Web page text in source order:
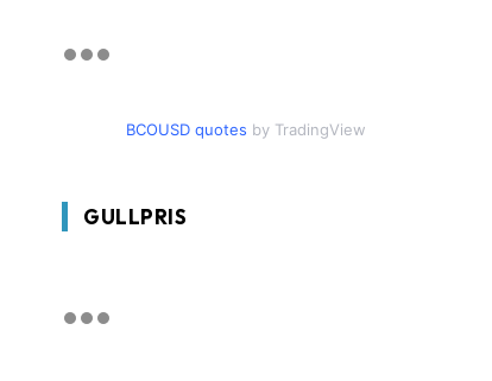
BCOUSD quotes by TradingView
GULLPRIS